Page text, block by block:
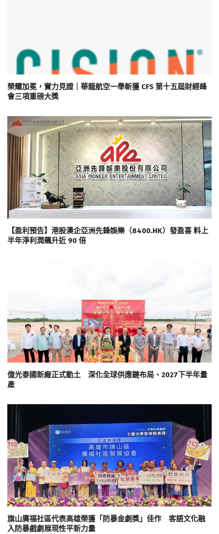
榮耀加冕，實力見證｜華龍航空一舉斬獲 CFS 第十五屆財經峰
會三項重磅大獎
【盈利預告】港股澳企亞洲先鋒娛樂（8400.HK）發盈喜 料上
半年淨利潤飆升近 90 倍
億光泰國新廠正式動土 深化全球供應鏈布局、2027下半年量
產
旗山廣福社區代表高雄榮獲「防暴金劇獎」佳作 客語文化融
入防暴戲劇展現性平新力量